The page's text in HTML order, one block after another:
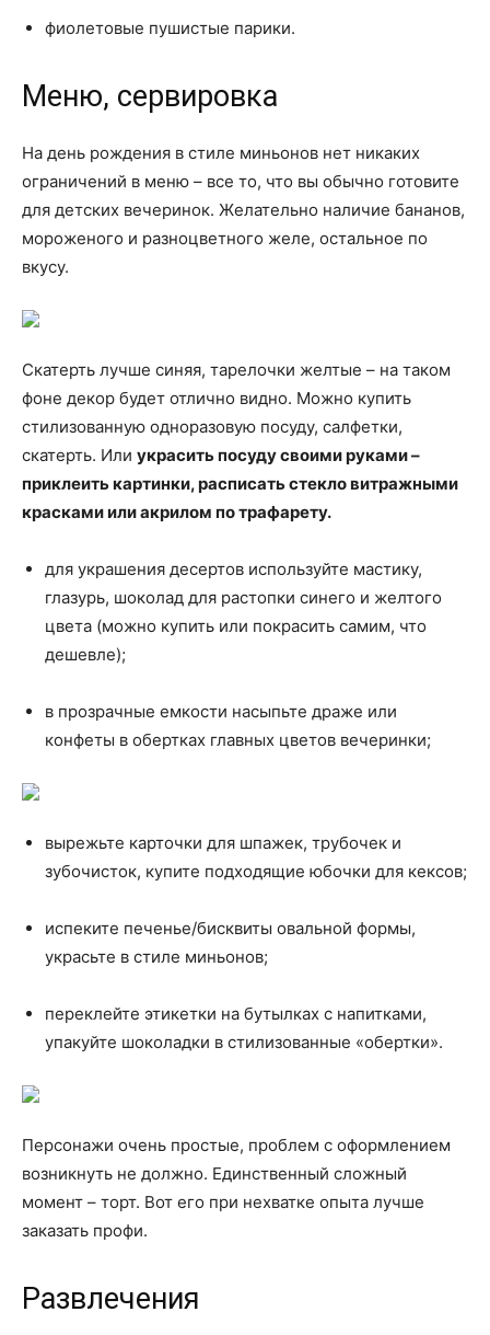
фиолетовые пушистые парики.
Меню, сервировка
На день рождения в стиле миньонов нет никаких
ограничений в меню – все то, что вы обычно готовите
для детских вечеринок. Желательно наличие бананов,
мороженого и разноцветного желе, остальное по
вкусу.
Скатерть лучше синяя, тарелочки желтые – на таком
фоне декор будет отлично видно. Можно купить
стилизованную одноразовую посуду, салфетки,
скатерть. Или украсить посуду своими руками –
приклеить картинки, расписать стекло витражными
красками или акрилом по трафарету.
для украшения десертов используйте мастику,
глазурь, шоколад для растопки синего и желтого
цвета (можно купить или покрасить самим, что
дешевле);
в прозрачные емкости насыпьте драже или
конфеты в обертках главных цветов вечеринки;
вырежьте карточки для шпажек, трубочек и
зубочисток, купите подходящие юбочки для кексов;
испеките печенье/бисквиты овальной формы,
украсьте в стиле миньонов;
переклейте этикетки на бутылках с напитками,
упакуйте шоколадки в стилизованные «обертки».
Персонажи очень простые, проблем с оформлением
возникнуть не должно. Единственный сложный
момент – торт. Вот его при нехватке опыта лучше
заказать профи.
Развлечения